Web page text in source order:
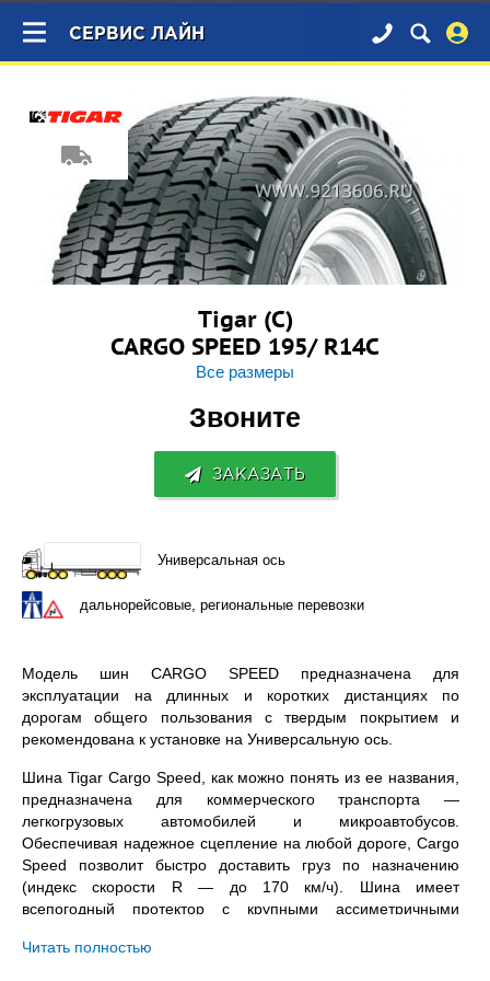
×
СЕРВИС ЛАЙН
Tigar (С)
CARGO SPEED 195/ R14C
Все размеры
Звоните
ЗАКАЗАТЬ
Универсальная ось
дальнорейсовые, региональные перевозки
Модель шин CARGO SPEED предназначена для
эксплуатации на длинных и коротких дистанциях по
дорогам общего пользования с твердым покрытием и
рекомендована к установке на Универсальную ось.
Шина Tigar Cargo Speed, как можно понять из ее названия,
предназначена для коммерческого транспорта —
легкогрузовых автомобилей и микроавтобусов.
Обеспечивая надежное сцепление на любой дороге, Cargo
Speed позволит быстро доставить груз по назначению
(индекс скорости R — до 170 км/ч). Шина имеет
всепогодный протектор с крупными ассиметричными
канавками. Благодаря ним, покрышка отличается хорошими
Читать полностью